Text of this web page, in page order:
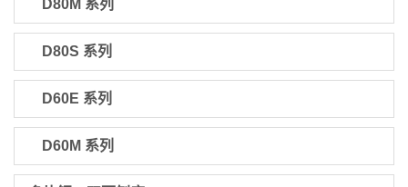
D80M 系列
D80S 系列
D60E 系列
D60M 系列